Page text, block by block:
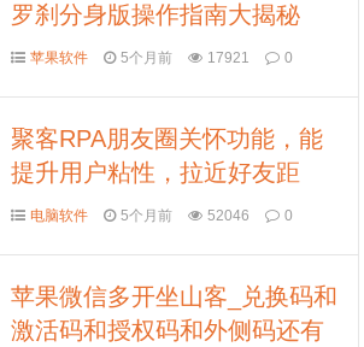
罗刹分身版操作指南大揭秘
苹果软件 5个月前 17921 0
聚客RPA朋友圈关怀功能，能
提升用户粘性，拉近好友距
离。
电脑软件 5个月前 52046 0
苹果微信多开坐山客_兑换码和
激活码和授权码和外侧码还有